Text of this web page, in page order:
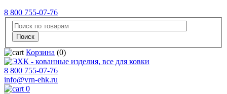
8 800 755-07-76
Корзина (0)
8 800 755-07-76
info@vrn-ehk.ru
0